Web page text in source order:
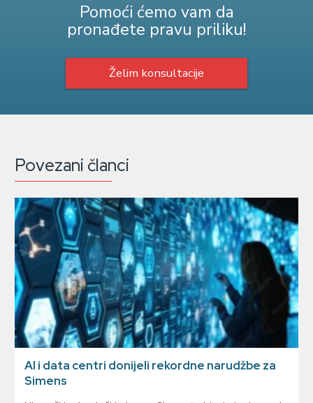
Pomoći ćemo vam da
pronađete pravu priliku!
Želim konsultacije
Povezani članci
AI i data centri donijeli rekordne narudžbe za
Simens